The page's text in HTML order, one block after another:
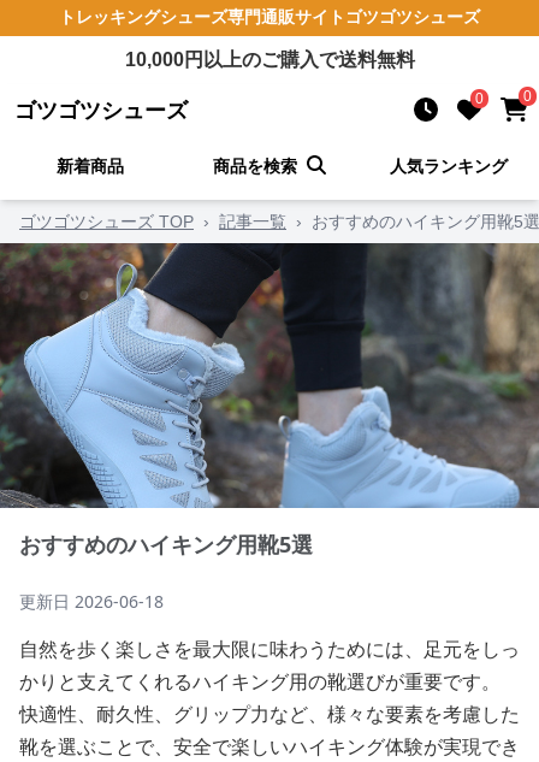
トレッキングシューズ専門通販サイト ゴツゴツシューズ
10,000円以上のご購入で送料無料
ゴツゴツシューズ 0 0
新着商品 商品を検索 人気ランキング
ゴツゴツシューズ TOP › 記事一覧 › おすすめのハイキング用靴5選
おすすめのハイキング用靴5選
更新日 2026-06-18
自然を歩く楽しさを最大限に味わうためには、足元をしっ
かりと支えてくれるハイキング用の靴選びが重要です。
快適性、耐久性、グリップ力など、様々な要素を考慮した
靴を選ぶことで、安全で楽しいハイキング体験が実現でき